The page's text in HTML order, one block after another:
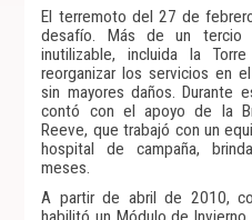
El terremoto del 27 de
desafío. Más de un tercio
inutilizable, incluida la
reorganizar los servicios en
sin mayores daños. Durante
contó con el apoyo de la
Reeve, que trabajó con un
hospital de campaña,
meses.
A partir de abril de 2010,